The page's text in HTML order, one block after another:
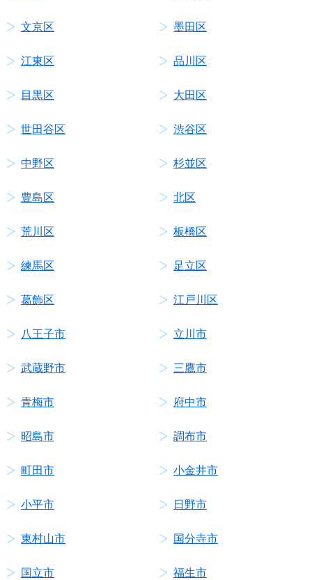
文京区 墨田区
江東区 品川区
目黒区 大田区
世田谷区 渋谷区
中野区 杉並区
豊島区 北区
荒川区 板橋区
練馬区 足立区
葛飾区 江戸川区
八王子市 立川市
武蔵野市 三鷹市
青梅市 府中市
昭島市 調布市
町田市 小金井市
小平市 日野市
東村山市 国分寺市
国立市 福生市